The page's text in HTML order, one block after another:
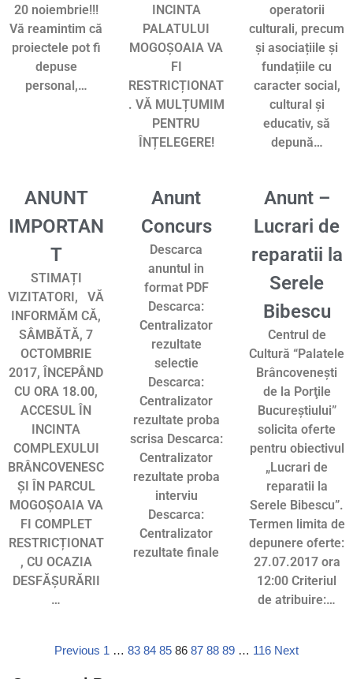
20 noiembrie!!!
Vă reamintim că
proiectele pot fi
depuse
personal,…
INCINTA
PALATULUI
MOGOȘOAIA VA
FI
RESTRICȚIONAT
. VĂ MULȚUMIM
PENTRU
ÎNȚELEGERE!
operatorii
culturali, precum
și asociațiile și
fundațiile cu
caracter social,
cultural și
educativ, să
depună…
ANUNT
IMPORTAN
T
STIMAȚI
VIZITATORI, VĂ
INFORMĂM CĂ,
SÂMBĂTĂ, 7
OCTOMBRIE
2017, ÎNCEPÂND
CU ORA 18.00,
ACCESUL ÎN
INCINTA
COMPLEXULUI
BRÂNCOVENESC
ȘI ÎN PARCUL
MOGOȘOAIA VA
FI COMPLET
RESTRICȚIONAT
, CU OCAZIA
DESFĂȘURĂRII
…
Anunt
Concurs
Descarca
anuntul in
format PDF
Descarca:
Centralizator
rezultate
selectie
Descarca:
Centralizator
rezultate proba
scrisa Descarca:
Centralizator
rezultate proba
interviu
Descarca:
Centralizator
rezultate finale
Anunt –
Lucrari de
reparatii la
Serele
Bibescu
Centrul de
Cultură “Palatele
Brâncoveneşti
de la Porţile
Bucureştiului”
solicita oferte
pentru obiectivul
„Lucrari de
reparatii la
Serele Bibescu”.
Termen limita de
depunere oferte:
27.07.2017 ora
12:00 Criteriul
de atribuire:…
Previous 1 … 83 84 85 86 87 88 89 … 116 Next